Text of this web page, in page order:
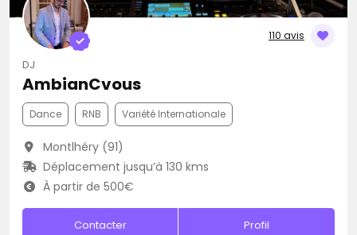
110 avis
DJ
AmbianCvous
Dance RNB Variété Internationale
Montlhéry (91)
Déplacement jusqu’à 130 kms
À partir de 500€
Contacter Profil